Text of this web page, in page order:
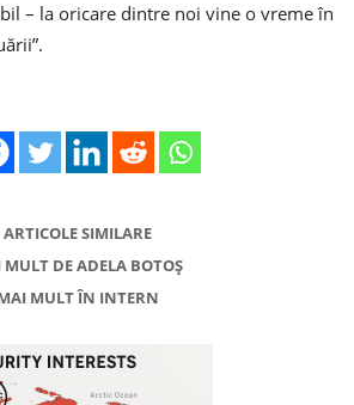
– la oricare dintre noi vine o vreme în
ARTICOLE SIMILARE
MULT DE ADELA BOTOȘ
MULT ÎN INTERN